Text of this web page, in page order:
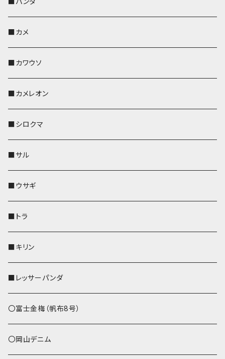
財布
その他
財布
靴下・ミニタオル
その他
ペンホルダー
財布
靴下・ミニタオル
その他
ペンホルダー
ペットボトルホルダー
スマホケース
財布
靴下・ミニタオル
その他
レザートレイ
ペンホルダー
靴下・ミニタオル
財布
その他
KONBU
AppleWatchバンド
ペンホルダー
レザートレイ
財布
靴下・ミニタオル
その他
ポシェット・バッグ
帆布・デニム
KONBU
コインケース
AppleWatchバンド
ペットボトルホルダー
ペンホルダー
靴下・ミニタオル
財布
その他
レザートレイ
ペンホルダー
ペットボトルホルダー
AppleWatchバンド
財布
その他
ペンホルダー
ペットボトルホルダー
キーケース
名刺入れ・カードケース
AppleWatchバンド
財布
レザートレイ
キーケース
ペンホルダー
IDカードケース
ペットボトルホルダー
その他
リール付きストラップ
リールのみ
ストラップ付
キーケース
コインケース
名刺入れ
AppleWatchバンド
メガネケース
財布
パスケース
名刺入れ・カードケース
メガネケース
リール付きストラップ
リールのみ
ストラップ付
ペットボトルホルダー
キーケース
ペンホルダー
AppleWatchバンド
L字ファスナー財布
その他
キーケース
コインケース
メガネケース
名刺入れ
財布
Apple Watchバンド
■カメ
■カワウソ
■カメレオン
■シロクマ
■サル
■ウサギ
■トラ
■キリン
■レッサーパンダ
〇富士金梅（帆布8号）
〇岡山デニム